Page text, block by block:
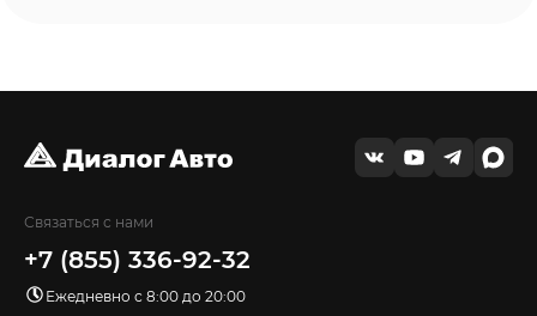
Связаться с нами
+7 (855) 336-92-32
Ежедневно с 8:00 до 20:00